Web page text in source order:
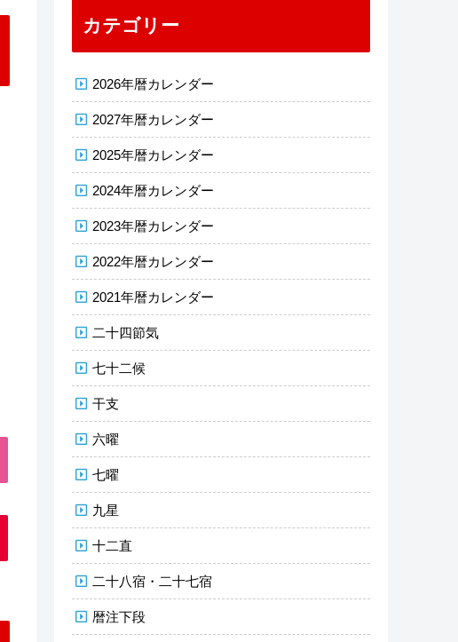
カテゴリー
2026年暦カレンダー
2027年暦カレンダー
2025年暦カレンダー
2024年暦カレンダー
2023年暦カレンダー
2022年暦カレンダー
2021年暦カレンダー
二十四節気
七十二候
干支
六曜
七曜
九星
十二直
二十八宿・二十七宿
暦注下段